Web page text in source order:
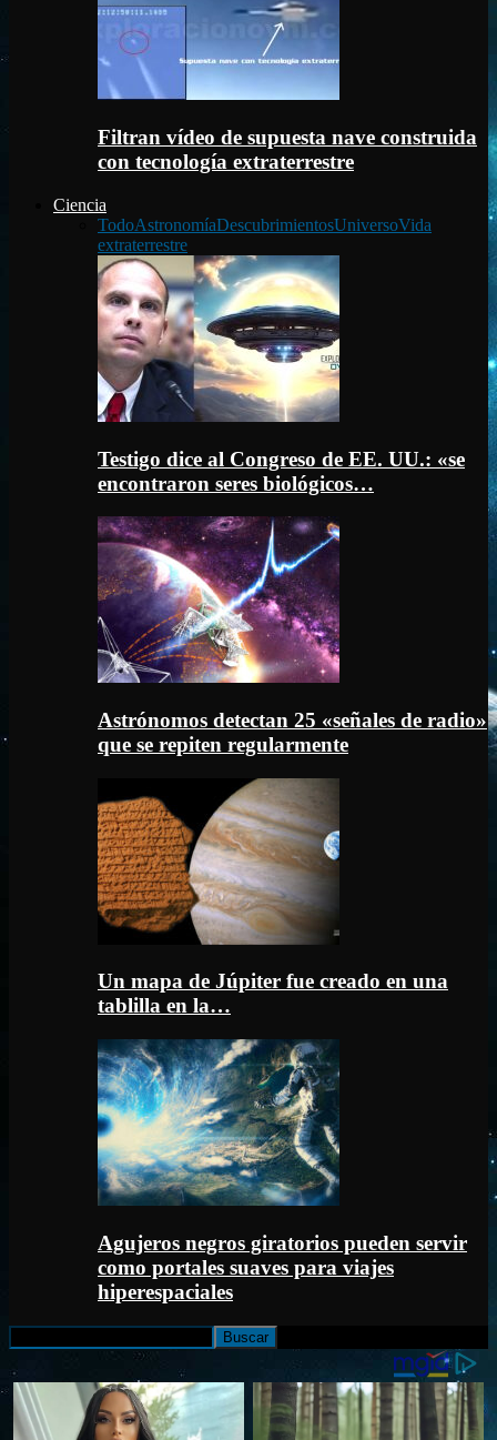
Filtran vídeo de supuesta nave construida
con tecnología extraterrestre
Ciencia
TodoAstronomíaDescubrimientosUniversoVida
extraterrestre
Testigo dice al Congreso de EE. UU.: «se
encontraron seres biológicos…
Astrónomos detectan 25 «señales de radio»
que se repiten regularmente
Un mapa de Júpiter fue creado en una
tablilla en la…
Agujeros negros giratorios pueden servir
como portales suaves para viajes
hiperespaciales